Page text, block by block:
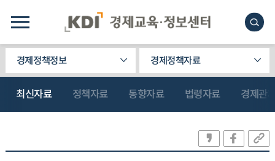
경제정책정보 경제정책자료
최신자료 정책자료 동향자료 법령자료 경제관